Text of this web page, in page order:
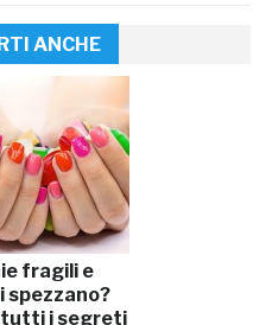
ANCHE
fragili e
spezzano?
tutti i segreti